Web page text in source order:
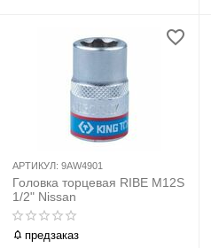
АРТИКУЛ: 9AW4901
Головка торцевая RIBE M12S
1/2" Nissan
предзаказ